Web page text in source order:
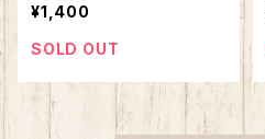
¥1,400
SOLD OUT